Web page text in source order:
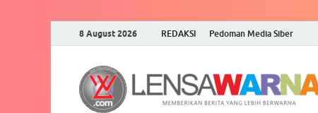
8 August 2026 REDAKSI Pedoman Media Siber